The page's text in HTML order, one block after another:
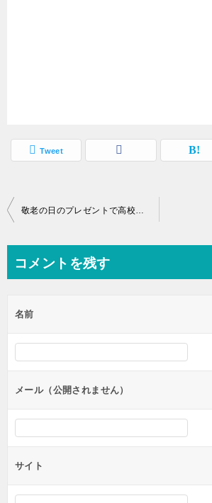
Tweet
投
ビ
ー
シ
ン
敬老の日のプレゼントで高校生だけどランキングやおすすめが知りたい
コメントを残す
名前
メール（公開されません）
サイト